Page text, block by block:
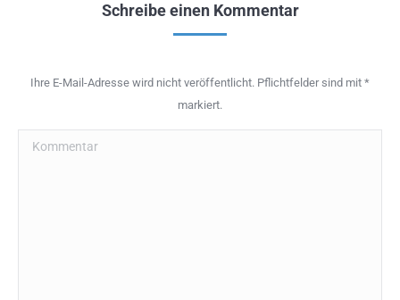
Schreibe einen Kommentar
Ihre E-Mail-Adresse wird nicht veröffentlicht. Pflichtfelder sind mit *
markiert.
Kommentar